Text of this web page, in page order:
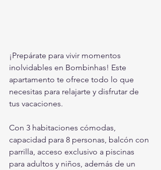
¡Prepárate para vivir momentos
inolvidables en Bombinhas! Este
apartamento te ofrece todo lo que
necesitas para relajarte y disfrutar de
tus vacaciones.
Con 3 habitaciones cómodas,
capacidad para 8 personas, balcón con
parrilla, acceso exclusivo a piscinas
para adultos y niños, además de un